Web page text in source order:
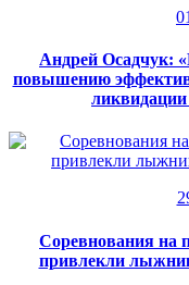
Андрей Осадчук:
повышению
Соревнования на
привлекли